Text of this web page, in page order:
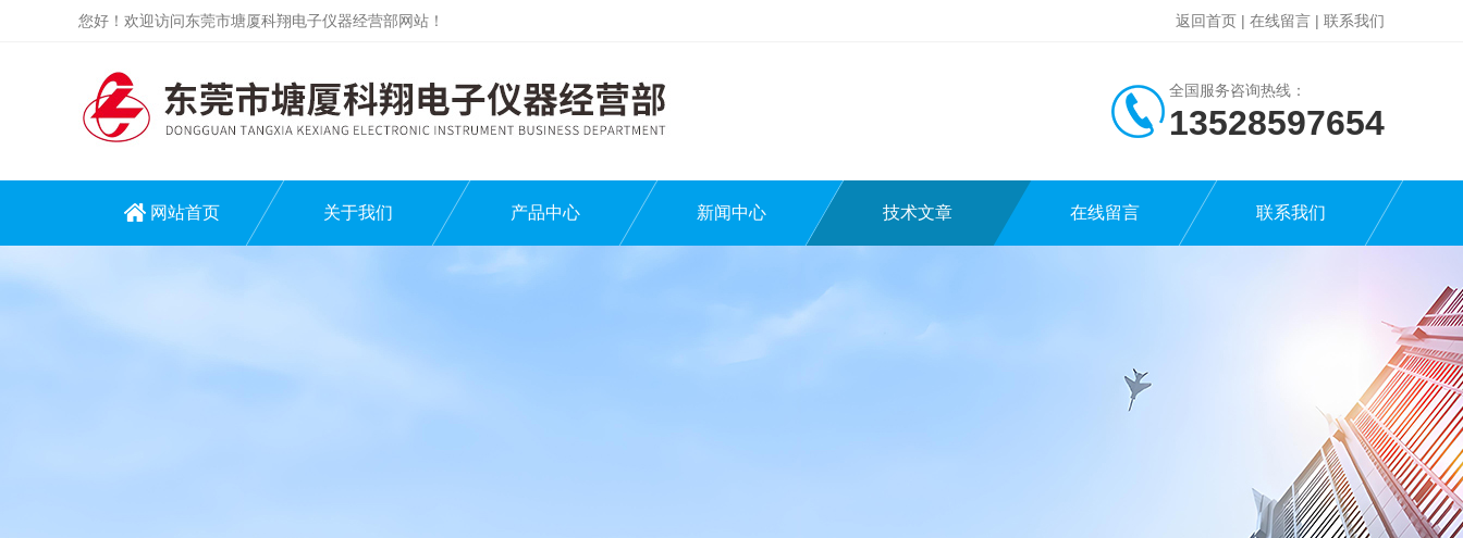
您好！欢迎访问东莞市塘厦科翔电子仪器经营部网站！ 返回首页 | 在线留言 | 联系我们
全国服务咨询热线：
13528597654
网站首页 关于我们 产品中心 新闻中心 技术文章 在线留言 联系我们